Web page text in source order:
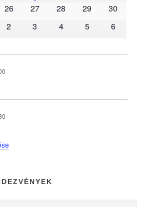
26 27 28 29
30
2 3 4 5 6